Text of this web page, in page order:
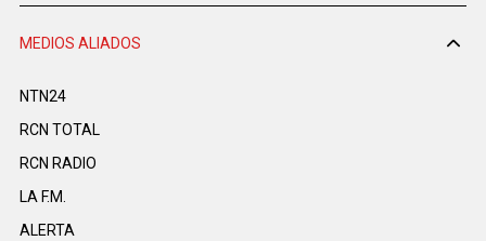
MEDIOS ALIADOS
NTN24
RCN TOTAL
RCN RADIO
LA F.M.
ALERTA